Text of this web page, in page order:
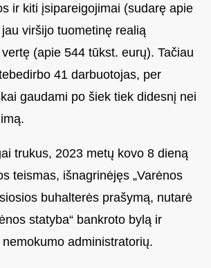
ir kiti įsipareigojimai (sudarę apie
viršijo tuometinę realią
(apie 544 tūkst. eurų). Tačiau
41 darbuotojas, per
gaudami po šiek tiek didesnį nei
trukus, 2023 metų kovo 8 dieną
teismas, išnagrinėjęs „Varėnos
buhalterės prašymą, nutarė
statyba“ bankroto bylą ir
administratorių.